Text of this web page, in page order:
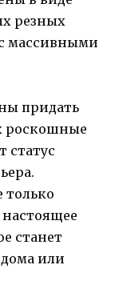
резных
массивными
придать
роскошные
статус
только
станет
или